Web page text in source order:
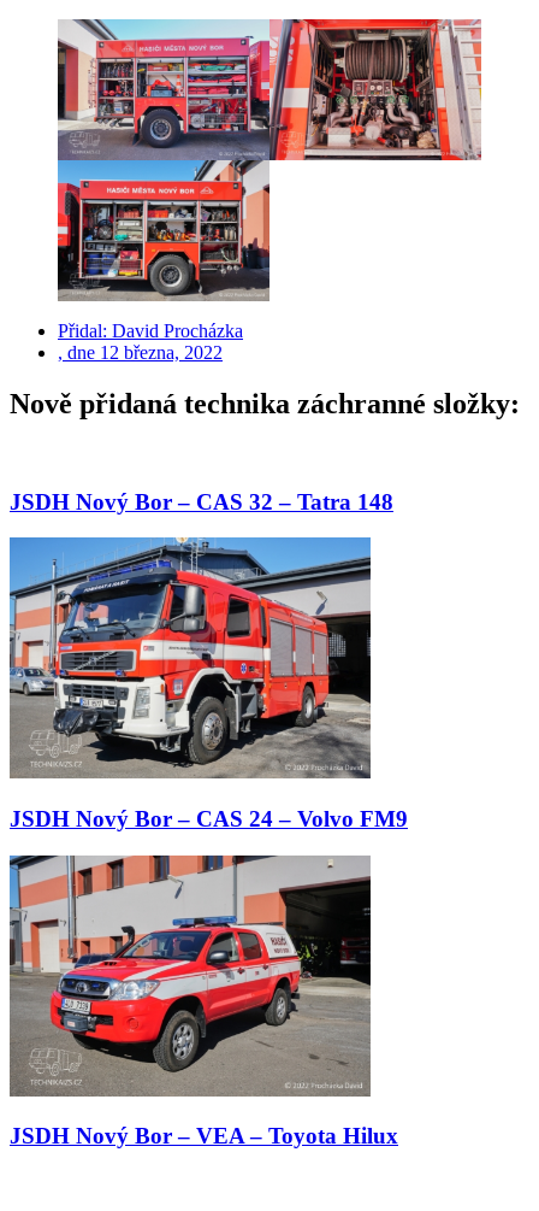
Přidal: David Procházka
, dne 12 března, 2022
Nově přidaná technika záchranné složky:
JSDH Nový Bor – CAS 32 – Tatra 148
JSDH Nový Bor – CAS 24 – Volvo FM9
JSDH Nový Bor – VEA – Toyota Hilux